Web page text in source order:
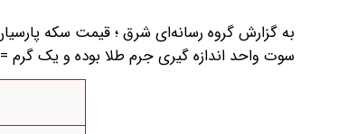
سوت واحد اندازه گیری جرم طلا بوده و یک گرم =۱۰۰۰ میلی‌گرم = ۱۰۰۰ سوت است، لذا هر سوت برابر است با یک هزارم گرم.